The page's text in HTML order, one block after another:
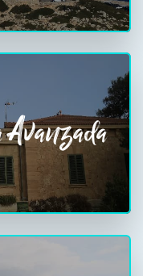
Avanzada